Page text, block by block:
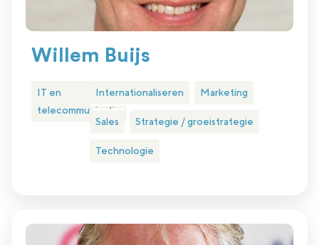
Willem Buijs
IT en
telecommunicatie
Internationaliseren Marketing
Sales Strategie / groeistrategie
Technologie